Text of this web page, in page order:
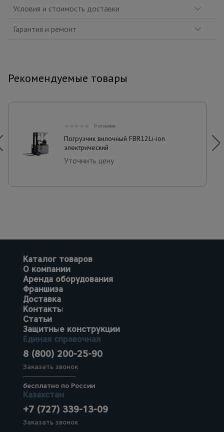
Условия и стоимость доставки
Гарантия и ремонт
Рекомендуемые товары
0 отзывов
Погрузчик вилочный FBR12Li-ion
электрический
Уточнить цену
Каталог товаров
О компании
Аренда оборудования
Франшиза
Доставка
Контакты
Статьи
Защитные конструкции
Единая справочная
8 (800) 200-25-90
Заказать звонок
бесплатно по России
Казахстан
+7 (727) 339-13-09
Заказать звонок